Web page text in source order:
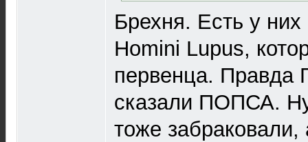
Брехня. Есть у них
Homini Lupus,
первенца. Правда
сказали ПОПСА.
тоже забраковали,